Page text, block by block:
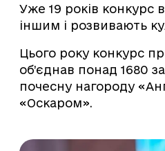
Уже 19 років конкурс
іншим і розвивають
Цього року конкурс
об’єднав понад 1680
почесну нагороду
«Оскаром».